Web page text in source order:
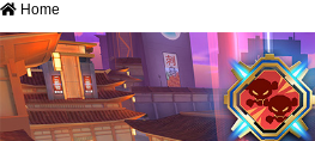
RTS/MOBA
アクション
シミュレーション
Home